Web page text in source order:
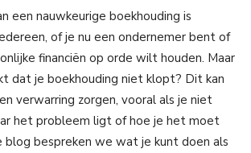
een nauwkeurige boekhouding is
of je nu een ondernemer bent of
financiën op orde wilt houden. Maar
dat je boekhouding niet klopt? Dit kan
verwarring zorgen, vooral als je niet
het probleem ligt of hoe je het moet
blog bespreken we wat je kunt doen als